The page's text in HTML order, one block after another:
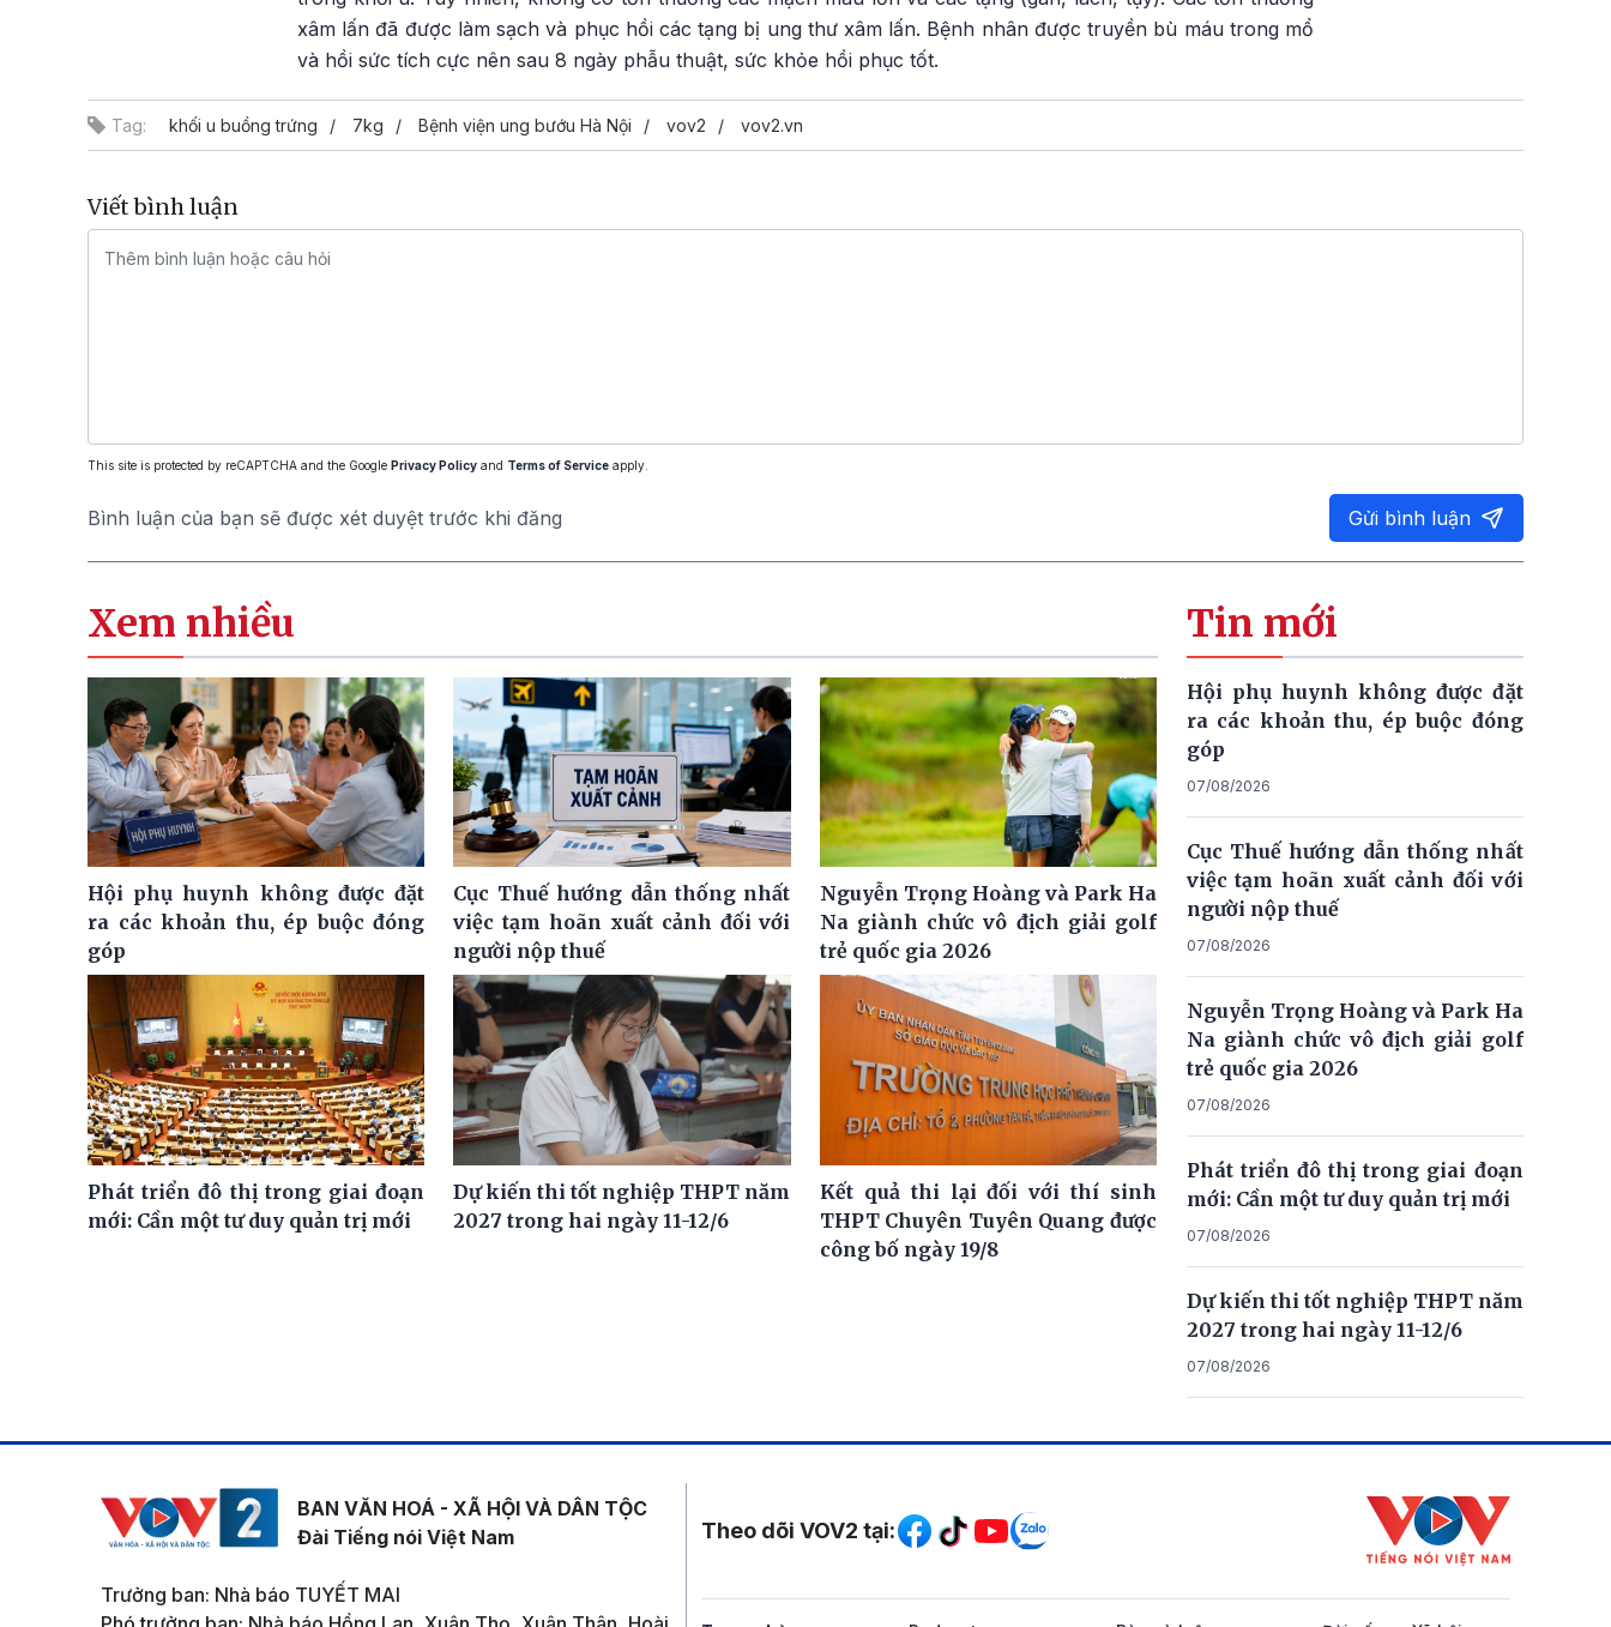
xâm lấn đã được làm sạch và phục hồi các tạng bị ung thư xâm lấn. Bệnh nhân được truyền bù máu trong mổ
và hồi sức tích cực nên sau 8 ngày phẫu thuật, sức khỏe hồi phục tốt.
Tag: khối u buồng trứng 7kg Bệnh viện ung bướu Hà Nội vov2 vov2.vn
Viết bình luận
This site is protected by reCAPTCHA and the Google Privacy Policy and Terms of Service apply.
Bình luận của bạn sẽ được xét duyệt trước khi đăng Gửi bình luận
Xem nhiều
Hội phụ huynh không được đặt
ra các khoản thu, ép buộc đóng
góp
Cục Thuế hướng dẫn thống nhất
việc tạm hoãn xuất cảnh đối với
người nộp thuế
Nguyễn Trọng Hoàng và Park Ha
Na giành chức vô địch giải golf
trẻ quốc gia 2026
Phát triển đô thị trong giai đoạn
mới: Cần một tư duy quản trị mới
Dự kiến thi tốt nghiệp THPT năm
2027 trong hai ngày 11-12/6
Kết quả thi lại đối với thí sinh
THPT Chuyên Tuyên Quang được
công bố ngày 19/8
Tin mới
Hội phụ huynh không được đặt
ra các khoản thu, ép buộc đóng
góp
07/08/2026
Cục Thuế hướng dẫn thống nhất
việc tạm hoãn xuất cảnh đối với
người nộp thuế
07/08/2026
Nguyễn Trọng Hoàng và Park Ha
Na giành chức vô địch giải golf
trẻ quốc gia 2026
07/08/2026
Phát triển đô thị trong giai đoạn
mới: Cần một tư duy quản trị mới
07/08/2026
Dự kiến thi tốt nghiệp THPT năm
2027 trong hai ngày 11-12/6
07/08/2026
BAN VĂN HOÁ - XÃ HỘI VÀ DÂN TỘC
Đài Tiếng nói Việt Nam
Trưởng ban: Nhà báo TUYẾT MAI
Mạng xã hội
Theo dõi VOV2 tại: